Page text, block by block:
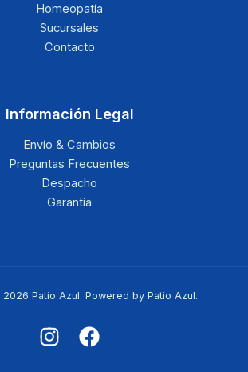
Homeopatía
Sucursales
Contacto
Información Legal
Envío & Cambios
Preguntas Frecuentes
Despacho
Garantía
Patio Azul. Powered by Patio Azul.